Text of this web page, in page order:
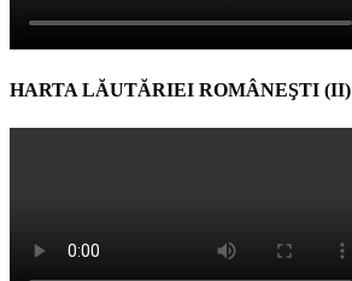
HARTA LĂUTĂRIEI ROMÂNEŞTI (II)